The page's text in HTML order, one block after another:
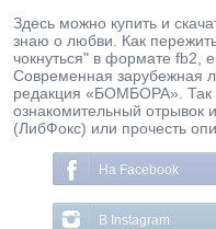
Здесь можно купить и
знаю о любви. Как
чокнуться" в формате fb2,
Современная зарубежная
редакция «БОМБОРА». Так
ознакомительный отрывок
(ЛибФокс) или прочесть
На Facebook
В Instagram